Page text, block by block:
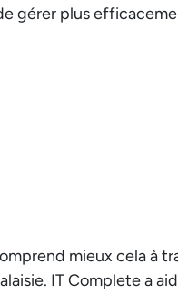
gérer plus
mieux cela à
IT Complete a